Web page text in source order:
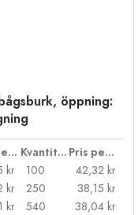
öppning:
Pris per styck Kvantitet
Pris per styck
kr
kr
kr
100
42,32 kr
250
38,15 kr
540
38,04 kr